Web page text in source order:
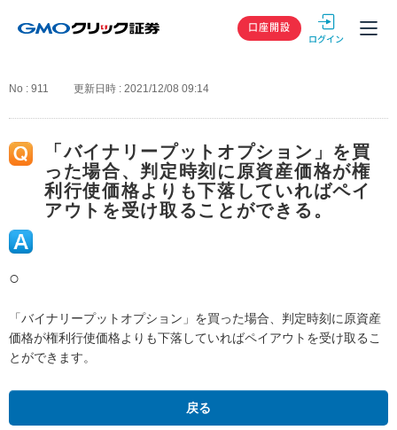
GMOクリック
口座開設
No : 911 更新日時 : 2021/12/08 09:14
「バイナリープットオプション」を買
った場合、判定時刻に原資産価格が権
利行使価格よりも下落していればペイ
アウトを受け取ることができる。
○
「バイナリープットオプション」を買った場合、判定時刻に原資産
価格が権利行使価格よりも下落していればペイアウトを受け取るこ
とができます。
戻る